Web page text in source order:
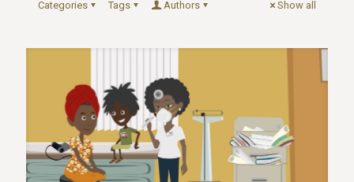
Categories Tags Authors Show all